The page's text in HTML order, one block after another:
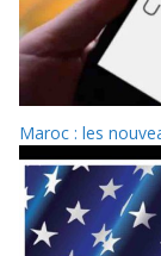
Maroc : les